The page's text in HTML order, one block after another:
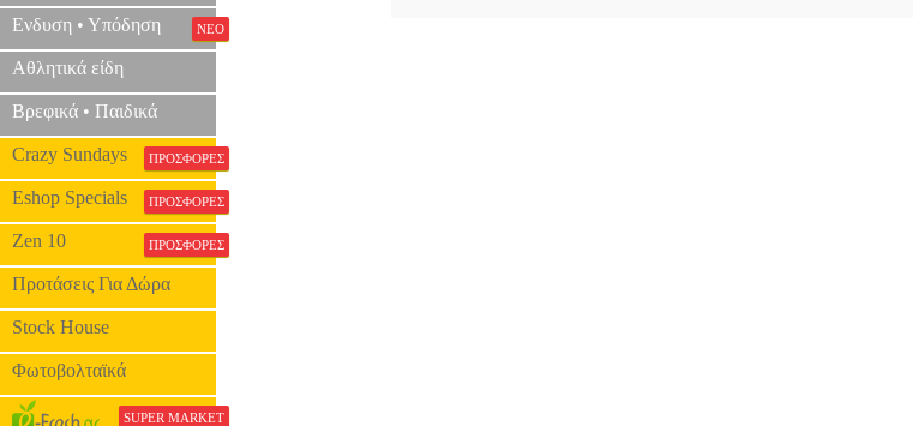
Ενδυση • Υπόδηση ΝΕΟ
Αθλητικά είδη
Βρεφικά • Παιδικά
Crazy Sundays ΠΡΟΣΦΟΡΕΣ
Eshop Specials ΠΡΟΣΦΟΡΕΣ
Zen 10 ΠΡΟΣΦΟΡΕΣ
Προτάσεις Για Δώρα
Stock House
Φωτοβολταϊκά
SUPER MARKET